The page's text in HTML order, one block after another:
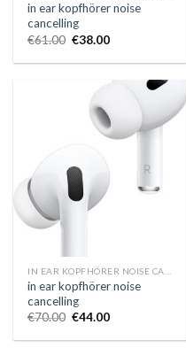
in ear kopfhörer noise
cancelling
€61.00 €38.00
in ear kopfhörer noise
cancelling
€70.00 €44.00